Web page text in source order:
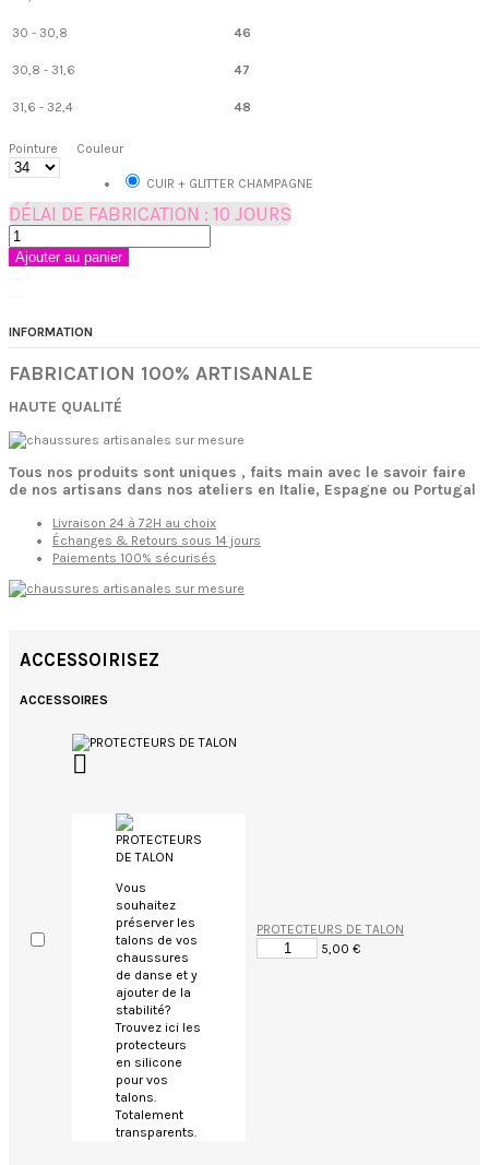
30 - 30,8 46
30,8 - 31,6 47
31,6 - 32,4 48
Pointure Couleur
CUIR + GLITTER CHAMPAGNE
DÉLAI DE FABRICATION : 10 JOURS
Ajouter au panier
INFORMATION
FABRICATION 100% ARTISANALE
HAUTE QUALITÉ
Tous nos produits sont uniques , faits main avec le savoir faire
de nos artisans dans nos ateliers en Italie, Espagne ou Portugal
Livraison 24 à 72H au choix
Échanges & Retours sous 14 jours
Paiements 100% sécurisés
ACCESSOIRISEZ
ACCESSOIRES

Vous
souhaitez
préserver les
talons de vos
chaussures
de danse et y
ajouter de la
stabilité?
Trouvez ici les
protecteurs
en silicone
pour vos
talons.
Totalement
transparents.
PROTECTEURS DE TALON
5,00 €